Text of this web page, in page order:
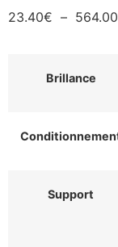
23.40€ – 564.00
Brillance
Support